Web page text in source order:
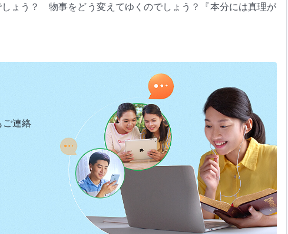
ょう？ 物事をどう変えてゆくのでしょう？『本分には真理が
ご連絡